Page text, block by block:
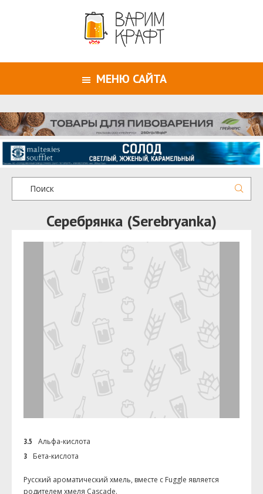
МЕНЮ САЙТА
Серебрянка (Serebryanka)
3.5
Альфа-кислота
3
Бета-кислота
Русский ароматический хмель, вместе с Fuggle является
родителем хмеля Cascade.